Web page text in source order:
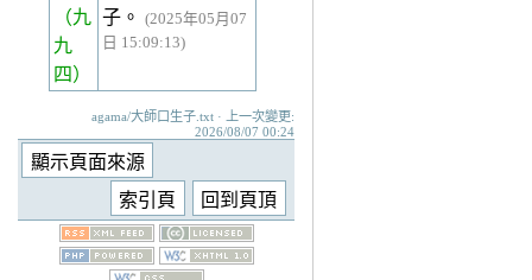
（九
九
四）
子。
(2025年05月07
日 15:09:13)
agama/大師口生子.txt · 上一次變更:
2026/08/07 00:24